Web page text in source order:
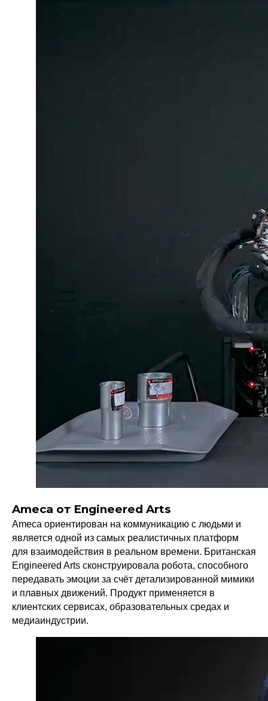
Ameca от Engineered Arts
Ameca ориентирован на коммуникацию с людьми и
является одной из самых реалистичных платформ
для взаимодействия в реальном времени. Британская
Engineered Arts сконструировала робота, способного
передавать эмоции за счёт детализированной мимики
и плавных движений. Продукт применяется в
клиентских сервисах, образовательных средах и
медиаиндустрии.
ссылка на ROBOTUNION.RU — обязательна
Политика конфиденциальности
© 2015-2026 НАУРР. Все права защищены.
При использовании материалов ссылка на ROBOTUNION.RU — обязательна